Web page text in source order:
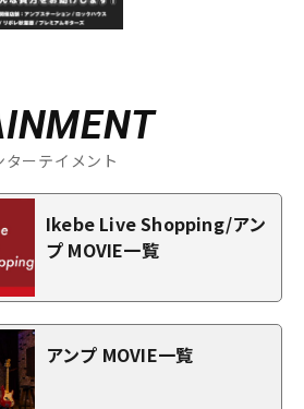
ーテイメント
Ikebe Live Shopping/アン
プ MOVIE一覧
アンプ MOVIE一覧